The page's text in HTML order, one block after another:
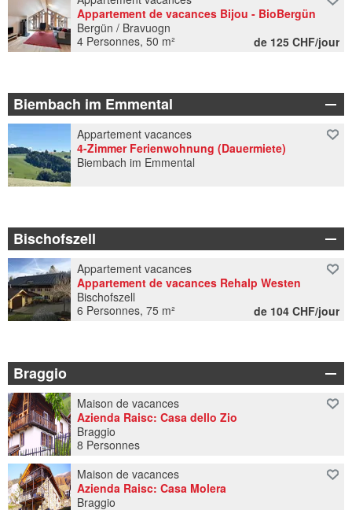
Appartement de vacances Bijou - BioBergün
Bergün / Bravuogn
4 Personnes, 50 m²
de 125 CHF/jour
Biembach im Emmental
Appartement vacances
4-Zimmer Ferienwohnung (Dauermiete)
Biembach im Emmental
Bischofszell
Appartement vacances
Appartement de vacances Rehalp Westen
Bischofszell
6 Personnes, 75 m²
de 104 CHF/jour
Braggio
Maison de vacances
Azienda Raisc: Casa dello Zio
Braggio
8 Personnes
Maison de vacances
Azienda Raisc: Casa Molera
Braggio